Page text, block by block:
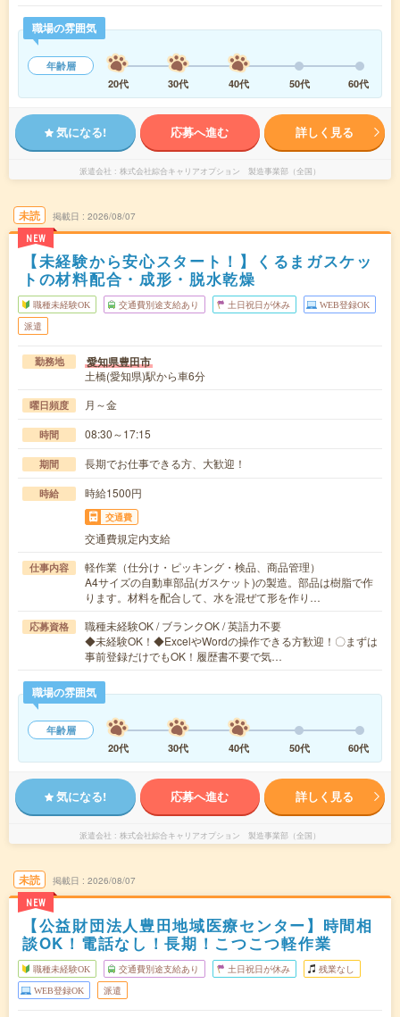
職場の雰囲気
年齢層
20代
30代 40代 50代 60代
気になる! 応募へ進む 詳しく見る
派遣会社 株式会社綜合キャリアオプション 製造事業部（全国）
未読
NEW
掲載日 2026/08/07
【未経験から安心スタート！】くるまガスケッ
トの材料配合・成形・脱水乾燥
職種未経験OK 交通費別途支給あり 土日祝日が休み WEB登録OK
派遣
勤務地 愛知県豊田市
土橋(愛知県)駅から車6分
曜日頻度 月～金
時間 08:30～17:15
期間 長期でお仕事できる方、大歓迎！
時給 時給1500円
交通費
交通費規定内支給
仕事内容
軽作業（仕分け・ピッキング・検品、商品管理）
A4サイズの自動車部品(ガスケット)の製造。部品は樹脂で作
ります。材料を配合して、水を混ぜて形を作り…
応募資格
職種未経験OK / ブランクOK / 英語力不要
◆未経験OK！◆ExcelやWordの操作できる方歓迎！〇まずは
事前登録だけでもOK！履歴書不要で気…
職場の雰囲気
年齢層
20代
30代 40代 50代 60代
気になる! 応募へ進む 詳しく見る
派遣会社 株式会社綜合キャリアオプション 製造事業部（全国）
未読
NEW
掲載日 2026/08/07
【公益財団法人豊田地域医療センター】時間相
談OK！電話なし！長期！こつこつ軽作業
職種未経験OK 交通費別途支給あり 土日祝日が休み 残業なし
WEB登録OK 派遣